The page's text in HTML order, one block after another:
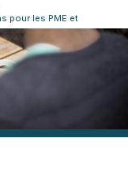
pour les PME et